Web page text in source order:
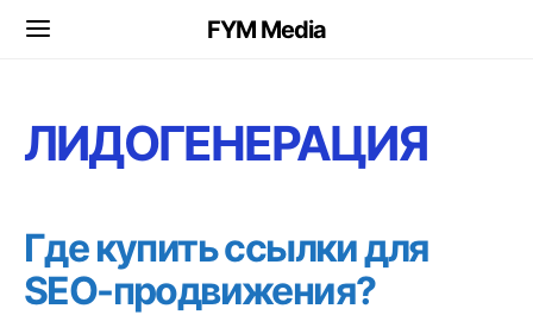
FYM Media
ЛИДОГЕНЕРАЦИЯ
Где купить ссылки для
SEO-продвижения?